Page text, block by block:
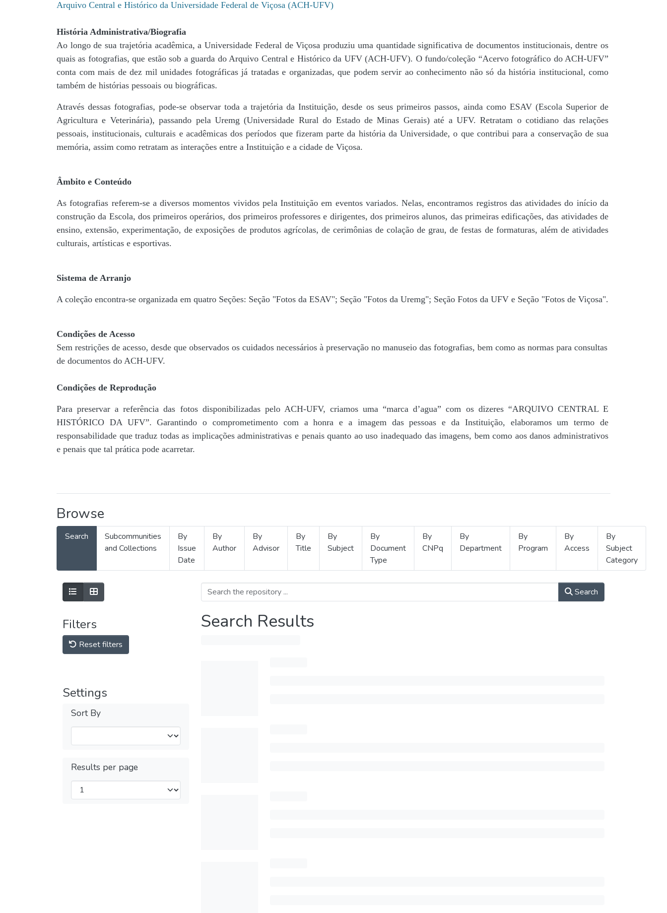
Arquivo Central e Histórico da Universidade Federal de Viçosa (ACH-UFV)
História Administrativa/Biografia
Ao longo de sua trajetória acadêmica, a Universidade Federal de Viçosa produziu uma quantidade significativa de documentos institucionais, dentre os
quais as fotografias, que estão sob a guarda do Arquivo Central e Histórico da UFV (ACH-UFV). O fundo/coleção “Acervo fotográfico do ACH-UFV”
conta com mais de dez mil unidades fotográficas já tratadas e organizadas, que podem servir ao conhecimento não só da história institucional, como
também de histórias pessoais ou biográficas.
Através dessas fotografias, pode-se observar toda a trajetória da Instituição, desde os seus primeiros passos, ainda como ESAV (Escola Superior de
Agricultura e Veterinária), passando pela Uremg (Universidade Rural do Estado de Minas Gerais) até a UFV. Retratam o cotidiano das relações
pessoais, institucionais, culturais e acadêmicas dos períodos que fizeram parte da história da Universidade, o que contribui para a conservação de sua
memória, assim como retratam as interações entre a Instituição e a cidade de Viçosa.
Âmbito e Conteúdo
As fotografias referem-se a diversos momentos vividos pela Instituição em eventos variados. Nelas, encontramos registros das atividades do início da
construção da Escola, dos primeiros operários, dos primeiros professores e dirigentes, ​dos primeiros alunos, das primeiras edificações, das atividades de
ensino, extensão, experimentação, de exposições de produtos agrícolas, de cerimônias de colação de grau, de festas de formaturas, além de atividades
culturais, artísticas e esportivas.
Sistema de Arranjo
A coleção encontra-se organizada em quatro Seções: Seção "Fotos da ESAV"; Seção "Fotos da Uremg"; Seção Fotos da UFV e Seção "Fotos de Viçosa".
Condições de Acesso
Sem restrições de acesso, desde que observados os cuidados necessários à preservação no manuseio das fotografias, bem como as normas para consultas
de documentos do ACH-UFV.
Condições de Reprodução
Para preservar a referência das fotos disponibilizadas pelo ACH-UFV, criamos uma “marca d’agua” com os dizeres “ARQUIVO CENTRAL E
HISTÓRICO DA UFV”. Garantindo o comprometimento com a honra e a imagem das pessoas e da Instituição, elaboramos um termo de
responsabilidade que traduz todas as implicações administrativas e penais quanto ao uso inadequado das imagens, bem como aos danos administrativos
e penais que tal prática pode acarretar.
Browse
Search
Subcommunities
and Collections
By
Issue
Date
By
Author
By
Advisor
By
Title
By
Subject
By
Document
Type
By
CNPq
By
Department
By
Program
By
Access
By
Subject
Category
Filters
Reset filters
Settings
Sort By
Results per page
Search
Search Results